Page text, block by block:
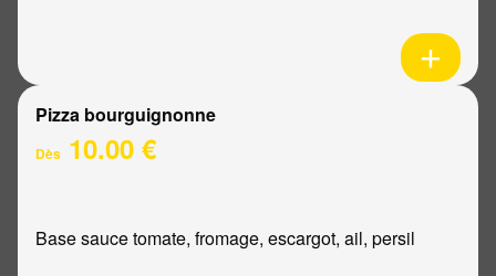
Pizza bourguignonne
Dès 10.00 €
Base sauce tomate, fromage, escargot, ail, persil